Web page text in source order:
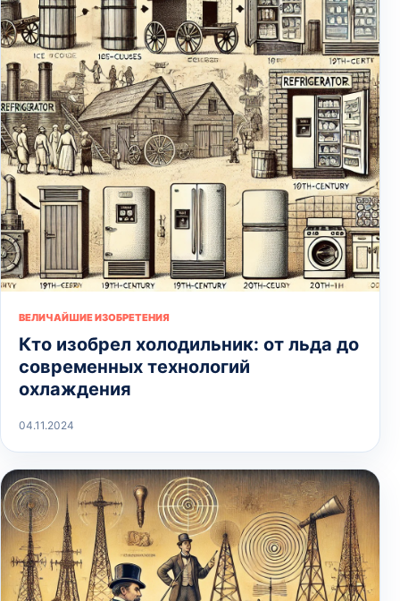
ВЕЛИЧАЙШИЕ ИЗОБРЕТЕНИЯ
Кто изобрел холодильник: от льда до
современных технологий
охлаждения
04.11.2024